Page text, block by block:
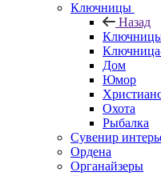
Ключницы
Назад
Дом
Юмор
Охота
Рыбалка
Сувенир
Ордена
Органайзеры